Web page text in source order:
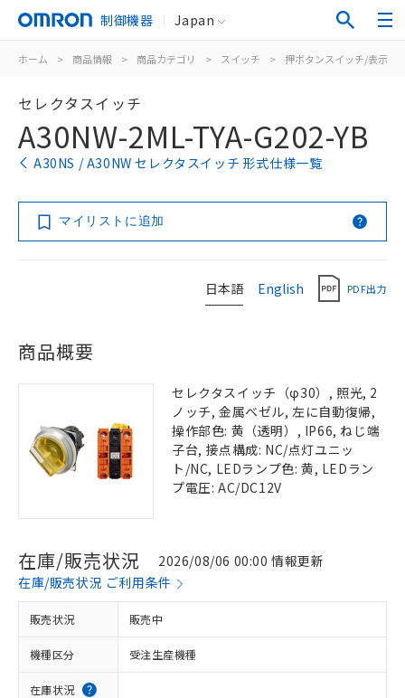
制御機器 Japan
ホーム > 商品情報 > 商品カテゴリ > スイッチ > 押ボタンスイッチ/表示灯
セレクタスイッチ
A30NW-2ML-TYA-G202-YB
A30NS / A30NW セレクタスイッチ 形式仕様一覧
マイリストに追加
日本語 English PDF出力
商品概要
セレクタスイッチ（φ30）, 照光, 2
ノッチ, 金属ベゼル, 左に自動復帰,
操作部色: 黄（透明）, IP66, ねじ端
子台, 接点構成: NC/点灯ユニッ
ト/NC, LEDランプ色: 黄, LEDラン
プ電圧: AC/DC12V
在庫/販売状況
2026/08/06 00:00 情報更新
在庫/販売状況 ご利用条件
販売状況 販売中
機種区分 受注生産機種
在庫状況